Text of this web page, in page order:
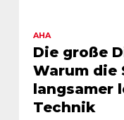
AHA
Die große
Warum die
langsamer
Technik